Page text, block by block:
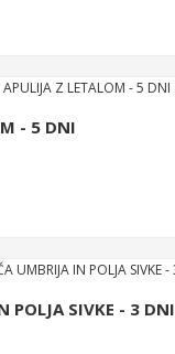
- 5 DNI
POLJA SIVKE - 3 DNI